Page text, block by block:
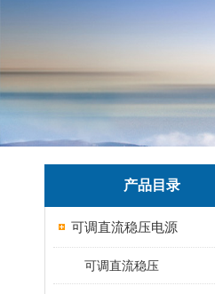
产品目录
可调直流稳压电源
可调直流稳压